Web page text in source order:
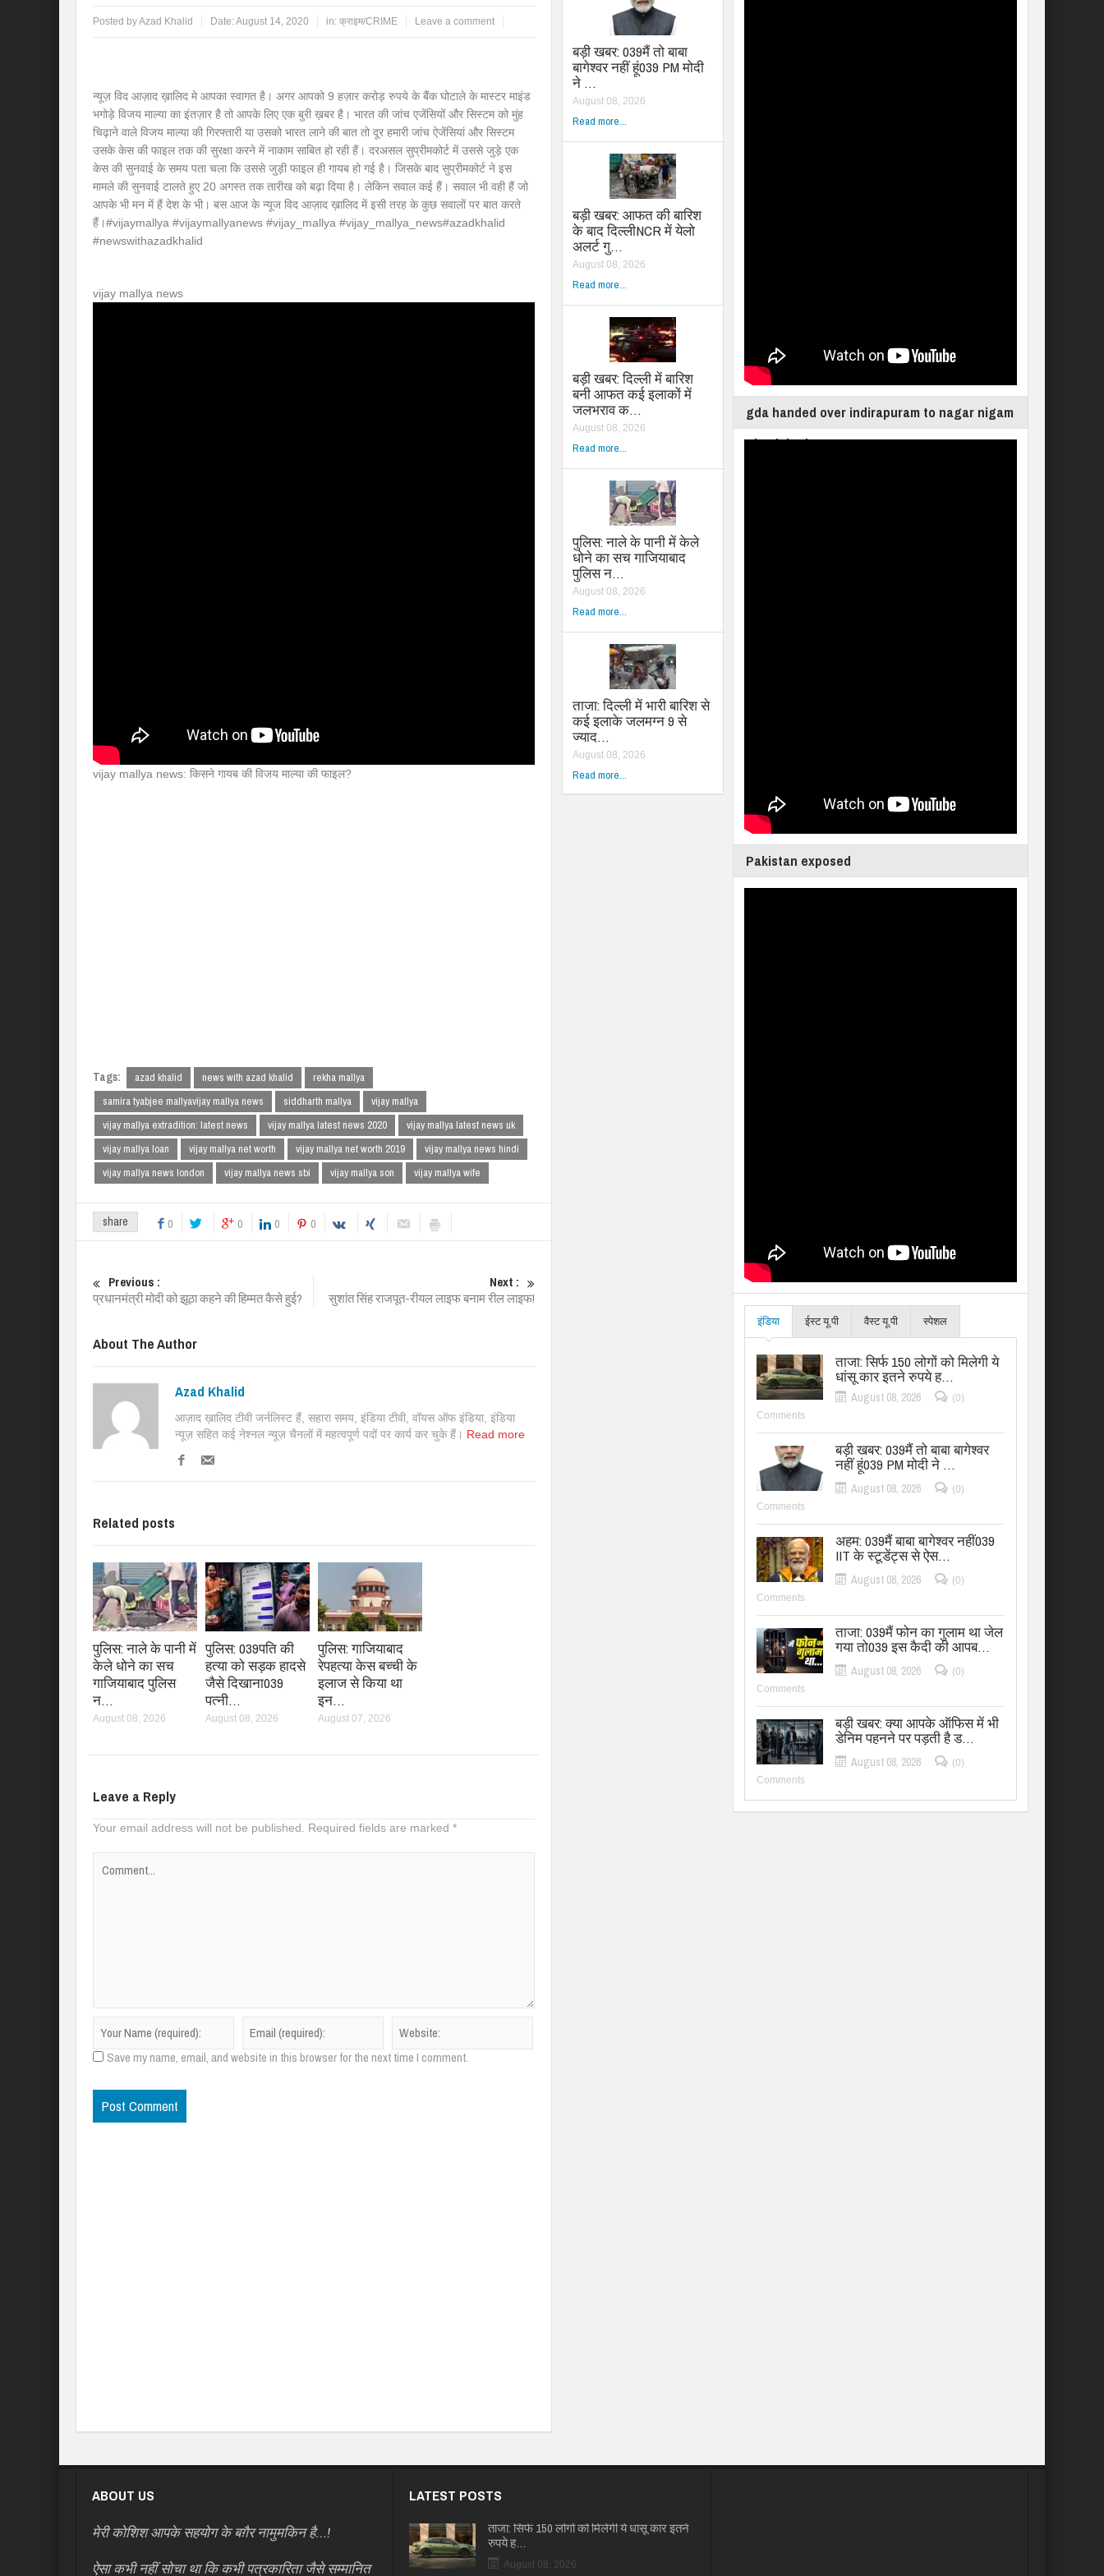
Posted byAzad Khalid Date:August 14, 2020 in: क्राइम/CRIME Leave a comment
न्यूज़ विद आज़ाद ख़ालिद मे आपका स्वागत है। अगर आपको 9 हज़ार करोड़ रुपये के बैंक घोटाले के मास्टर माइंड
भगोड़े विजय माल्या का इंतज़ार है तो आपके लिए एक बुरी ख़बर है। भारत की जांच एजेंसियों और सिस्टम को मुंह
चिढ़ाने वाले विजय माल्या की गिरफ्तारी या उसको भारत लाने की बात तो दूर हमारी जांच ऐजेंसियां और सिस्टम
उसके केस की फाइल तक की सुरक्षा करने में नाकाम साबित हो रही हैं। दरअसल सुप्रीमकोर्ट में उससे जुड़े एक
केस की सुनवाई के समय पता चला कि उससे जुड़ी फाइल ही गायब हो गई है। जिसके बाद सुप्रीमकोर्ट ने इस
मामले की सुनवाई टालते हुए 20 अगस्त तक तारीख को बढ़ा दिया है। लेकिन सवाल कई हैं। सवाल भी वही हैं जो
आपके भी मन में हैं देश के भी। बस आज के न्यूज विद आज़ाद ख़ालिद में इसी तरह के कुछ सवालों पर बात करते
हैं।#vijaymallya #vijaymallyanews #vijay_mallya #vijay_mallya_news#azadkhalid
#newswithazadkhalid
vijay mallya news
vijay mallya news: किसने गायब की विजय माल्या की फाइल?
Tags: azad khalid news with azad khalid
rekha mallya
samira tyabjee mallyavijay mallya news
siddharth mallya
vijay mallya
vijay mallya extradition: latest news
vijay mallya latest news 2020
vijay mallya latest news uk
vijay mallya loan
vijay mallya net worth vijay mallya net worth 2019
vijay mallya news hindi
vijay mallya news london
vijay mallya news sbi vijay mallya son vijay mallya wife
share 0 0 0 0
Previous :
प्रधानमंत्री मोदी को झूठा कहने की हिम्मत कैसे हुई?
Next :
सुशांत सिंह राजपूत-रीयल लाइफ बनाम रील लाइफ!
About The Author
Azad Khalid
आज़ाद ख़ालिद टीवी जर्नलिस्ट हैं, सहारा समय, इंडिया टीवी, वॉयस ऑफ इंडिया, इंडिया
न्यूज़ सहित कई नेश्नल न्यूज़ चैनलों में महत्वपूर्ण पदों पर कार्य कर चुके हैं। Read more
Related posts
पुलिस: नाले के पानी में
केले धोने का सच
गाजियाबाद पुलिस
न…
August 08, 2026
पुलिस: 039पति की
हत्या को सड़क हादसे
जैसे दिखाना039
पत्नी…
August 08, 2026
पुलिस: गाजियाबाद
रेपहत्या केस बच्ची के
इलाज से किया था
इन…
August 07, 2026
Leave a Reply
Your email address will not be published. Required fields are marked *
Save my name, email, and website in this browser for the next time I comment.
बड़ी खबर: 039मैं तो बाबा
बागेश्वर नहीं हूं039 PM मोदी
ने …
August 08, 2026
Read more...
बड़ी खबर: आफत की बारिश
के बाद दिल्लीNCR में येलो
अलर्ट गु…
August 08, 2026
Read more...
बड़ी खबर: दिल्ली में बारिश
बनी आफत कई इलाकों में
जलभराव क…
August 08, 2026
Read more...
पुलिस: नाले के पानी में केले
धोने का सच गाजियाबाद
पुलिस न…
August 08, 2026
Read more...
ताजा: दिल्ली में भारी बारिश से
कई इलाके जलमग्न 9 से
ज्याद…
August 08, 2026
Read more...
gda handed over indirapuram to nagar nigam
ghaziabad
Pakistan exposed
इंडिया ईस्ट यू.पी वैस्ट यू.पी स्पेशल
ताजा: सिर्फ 150 लोगों को मिलेगी ये
धांसू कार इतने रुपये ह…
August 08, 2026
(0)
Comments
बड़ी खबर: 039मैं तो बाबा बागेश्वर
नहीं हूं039 PM मोदी ने …
August 08, 2026
(0)
Comments
अहम: 039मैं बाबा बागेश्वर नहीं039
IIT के स्टूडेंट्स से ऐस…
August 08, 2026
(0)
Comments
ताजा: 039मैं फोन का गुलाम था जेल
गया तो039 इस कैदी की आपब…
August 08, 2026
(0)
Comments
बड़ी खबर: क्या आपके ऑफिस में भी
डेनिम पहनने पर पड़ती है ड…
August 08, 2026
(0)
Comments
ABOUT US
मेरी कोशिश आपके सहयोग के बग़ैर नामुमकिन है…!
ऐसा कभी नहीं सोचा था कि कभी पत्रकारिता जैसे सम्मानित
LATEST POSTS
ताजा: सिर्फ 150 लोगों को मिलेगी ये धांसू कार इतने
रुपये ह…
August 08, 2026